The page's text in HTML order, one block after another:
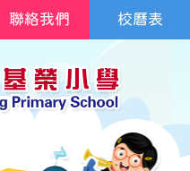
校曆表
聯絡我們